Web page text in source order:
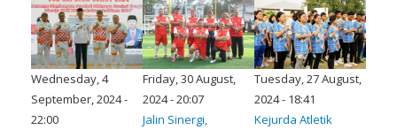
Wednesday, 4
September, 2024 -
22:00
Friday, 30 August,
2024 - 20:07
Jalin Sinergi,
Tuesday, 27 August,
2024 - 18:41
Kejurda Atletik